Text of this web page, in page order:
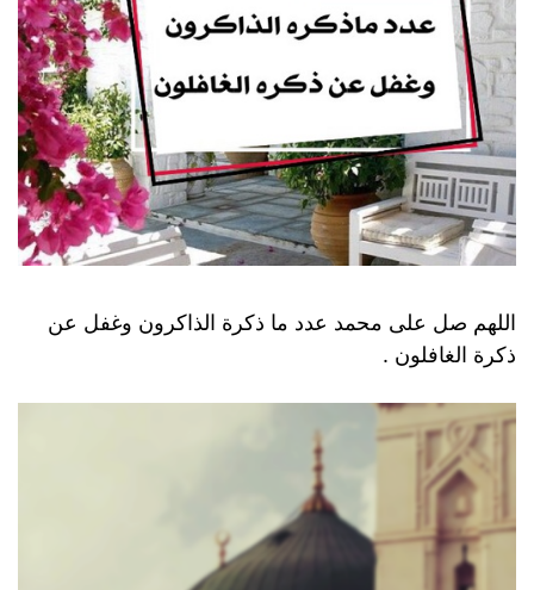
اللهم صل على محمد عدد ما ذكرة الذاكرون وغفل عن
ذكرة الغافلون .